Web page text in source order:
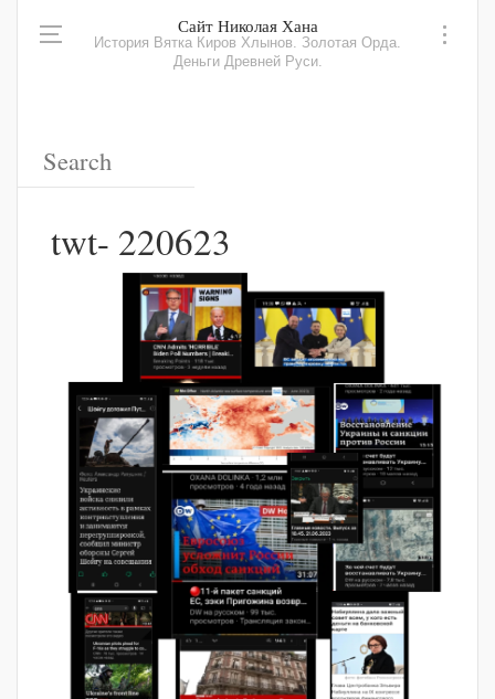
Сайт Николая Хана
История Вятка Киров Хлынов. Золотая Орда.
Деньги Древней Руси.
twt- 220623